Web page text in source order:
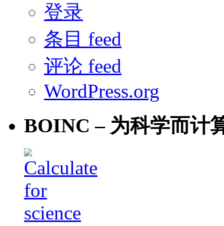
登录
条目 feed
评论 feed
WordPress.org
BOINC – 为科学而计